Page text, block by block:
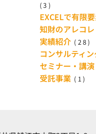
(3)
EXCELで有限
知財のアレコレ
実績紹介 (28)
コンサルティ
セミナー・講演
受託事業 (1)